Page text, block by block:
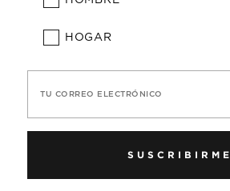
HOGAR
TU CORREO ELECTRÓNICO
SUSCRIBIRME